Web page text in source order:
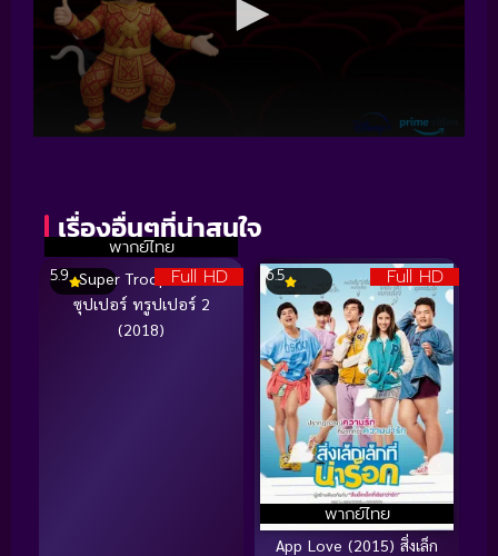
เรื่องอื่นๆที่น่าสนใจ
Full HD
พากย์ไทย
5.9 Super Troopers 2
ซุปเปอร์ ทรูปเปอร์ 2
(2018)
Full HD
พากย์ไทย
6.5
App Love (2015) สิ่งเล็ก